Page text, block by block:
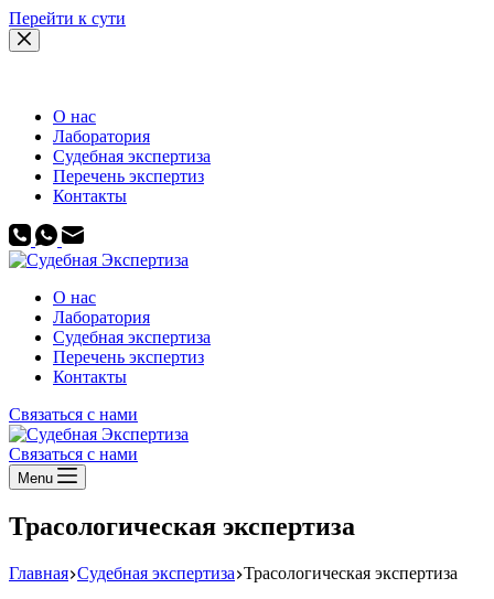
Перейти к сути
О нас
Лаборатория
Судебная экспертиза
Перечень экспертиз
Контакты
О нас
Лаборатория
Судебная экспертиза
Перечень экспертиз
Контакты
Связаться с нами
Связаться с нами
Menu
Трасологическая экспертиза
Главная Судебная экспертиза Трасологическая экспертиза